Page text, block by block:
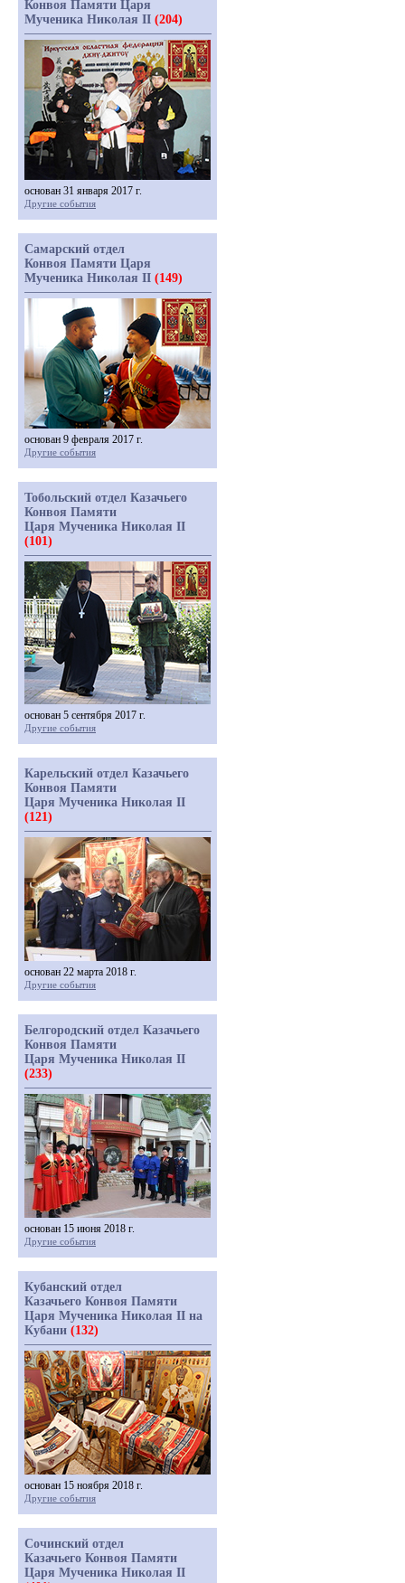
Конвоя Памяти Царя
Мученика Николая II (204)
основан 31 января 2017 г.
Другие события
Самарский отдел
Конвоя Памяти Царя
Мученика Николая II (149)
основан 9 февраля 2017 г.
Другие события
Тобольский отдел Казачьего
Конвоя Памяти
Царя Мученика Николая II
(101)
основан 5 сентября 2017 г.
Другие события
Карельский отдел Казачьего
Конвоя Памяти
Царя Мученика Николая II
(121)
основан 22 марта 2018 г.
Другие события
Белгородский отдел Казачьего
Конвоя Памяти
Царя Мученика Николая II
(233)
основан 15 июня 2018 г.
Другие события
Кубанский отдел
Казачьего Конвоя Памяти
Царя Мученика Николая II на
Кубани (132)
основан 15 ноября 2018 г.
Другие события
Сочинский отдел
Казачьего Конвоя Памяти
Царя Мученика Николая II